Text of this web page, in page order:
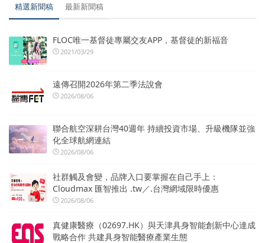
精選新聞稿 最新新聞稿
FLOC唯一基督徒專屬交友APP，基督徒的新福音
2021/03/29
遠傳召開2026年第二季法說會
2026/08/06
聯合航空深耕台灣40週年 持續投資市場、升級機隊並強
化全球航網連結
2026/08/06
社群觸及會變，品牌入口要掌握在自己手上：
Cloudmax 匯智推出 .tw／.台灣網域限時優惠
2026/08/06
真健康醫療（02697.HK）與天津具身智能創新中心達成
戰略合作 共建具身智能醫療產業生態